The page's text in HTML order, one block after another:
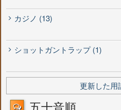
カジノ (13)
ショットガントラップ (1)
更新した用
五十音順